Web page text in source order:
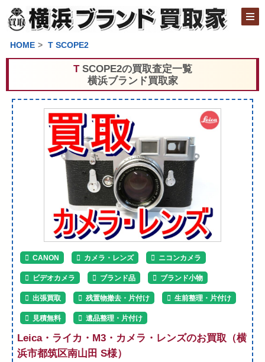
HOME T SCOPE2
T SCOPE2の買取査定一覧
横浜ブランド買取家
CANON カメラ・レンズ ニコンカメラ
ビデオカメラ ブランド品 ブランド小物
出張買取 残置物撤去・片付け 生前整理・片付け
見積無料 遺品整理・片付け
Leica・ライカ・M3・カメラ・レンズのお買取（横
浜市都筑区南山田 S様）